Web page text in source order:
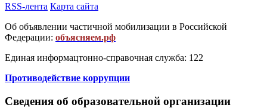
RSS-лента Карта сайта
Об объявлении частичной мобилизации в Российской
Федерации: объясняем.рф
Единая информацтонно-справочная служба: 122
Противодействие коррупции
Сведения об образовательной организации